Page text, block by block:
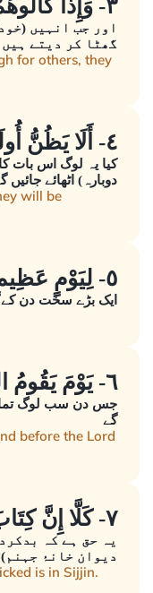
٣- وَإِذَا كَالُوهُمْ أَو وَّزَنُوهُمْ يُخْسِرُونَ
اور جب انہیں
گھٹا کر دیتے ہیں
for others, they
٤- أَلَا يَظُنُّ أُولَـٰئِكَ أَنَّهُم مَّبْعُوثُونَ
کیا یہ لوگ اس بات
دوبارہ) اٹھائے جائیں
will be
٥- لِيَوْمٍ عَظِيمٍ
ایک بڑے سخت دن کے
٦- يَوْمَ يَقُومُ النَّاسُ لِرَبِّ الْعَالَمِينَ
جس دن سب لوگ
گے
before the Lord
٧- كَلَّا إِنَّ كِتَابَ الْفُجَّارِ لَفِي سِجِّينٍ
یہ حق ہے کہ
دیوان خانۂ
is in Sijjin.